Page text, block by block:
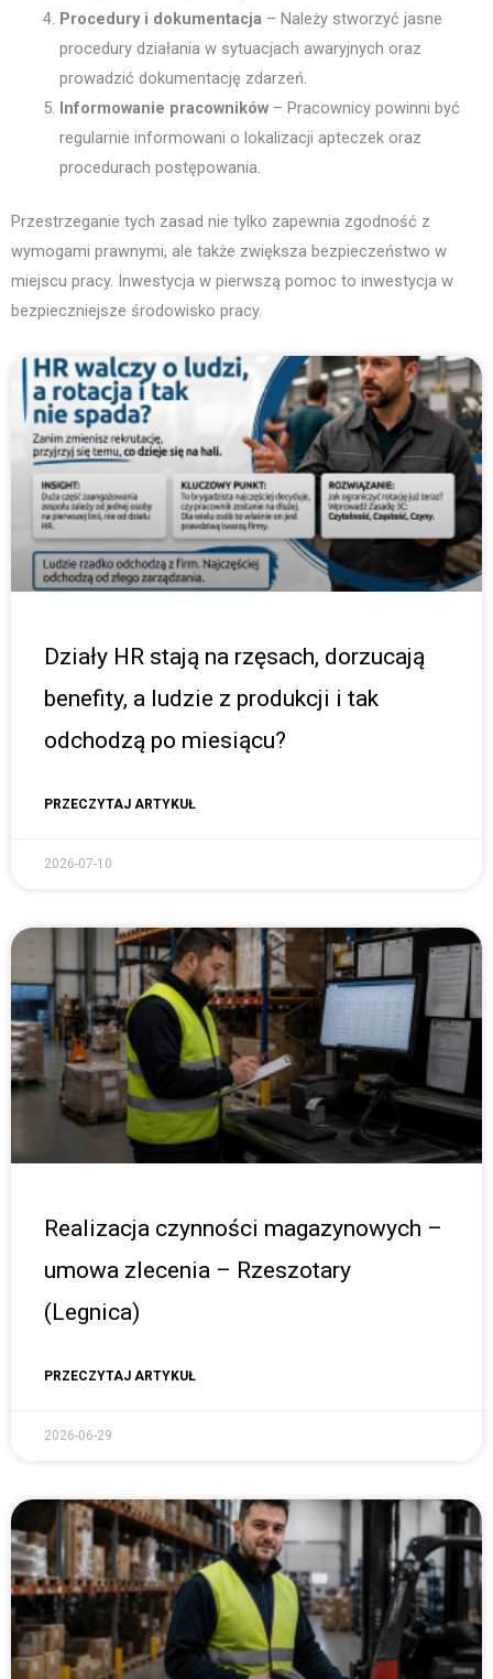
Procedury i dokumentacja– Należy stworzyć jasne
procedury działania w sytuacjach awaryjnych oraz
prowadzić dokumentację zdarzeń.
Informowanie pracowników– Pracownicy powinni być
regularnie informowani o lokalizacji apteczek oraz
procedurach postępowania.
Przestrzeganie tych zasad nie tylko zapewnia zgodność z
wymogami prawnymi, ale także zwiększa bezpieczeństwo w
miejscu pracy. Inwestycja w pierwszą pomoc to inwestycja w
bezpieczniejsze środowisko pracy.
Działy HR stają na rzęsach, dorzucają
benefity, a ludzie z produkcji i tak
odchodzą po miesiącu?
PRZECZYTAJ ARTYKUŁ
2026-07-10
Realizacja czynności magazynowych –
umowa zlecenia – Rzeszotary
(Legnica)
PRZECZYTAJ ARTYKUŁ
2026-06-29